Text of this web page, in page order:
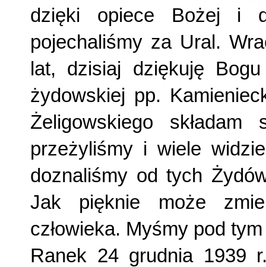
dzięki opiece Bożej i
pojechaliśmy za Ural.
lat, dzisiaj dziękuję
żydowskiej pp.
Żeligowskiego
przeżyliśmy i wiele
doznaliśmy od tych
Jak pięknie może
człowieka. Myśmy pod
Ranek 24 grudnia 1939